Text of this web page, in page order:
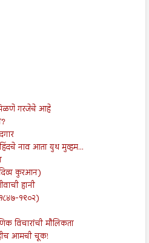
गरजेचे आहे
नाव आता युथ मुव्हम...
कुरआन)
हानी
१९०२)
विचारांची मौलिकता
आमची चूक!